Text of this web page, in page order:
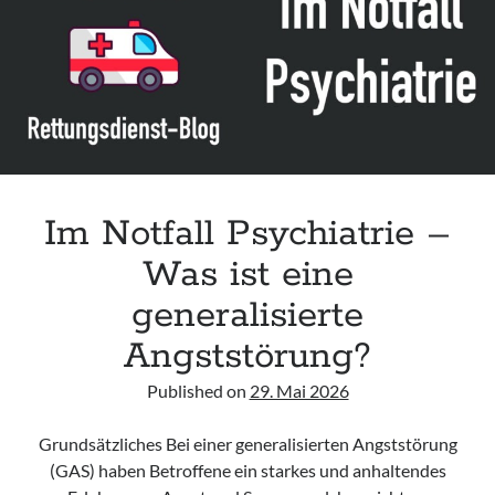
Leitlinie „Management of Acute Upper Gastrointestinal Bleeding in the
Emergency Department“ der IAEM
Leitlinie „Management of brief resolved unexplained events (BRUE) in
infants“ der CPS
Leitlinie „Palliativmedizin für Patient:innen mit einer nicht heilbaren
Krebserkrankung“ der DG Palliativmedizin
Im Notfall Psychiatrie –
Was ist eine
generalisierte
Angststörung?
Published on 29. Mai 2026
Grundsätzliches Bei einer generalisierten Angststörung
(GAS) haben Betroffene ein starkes und anhaltendes